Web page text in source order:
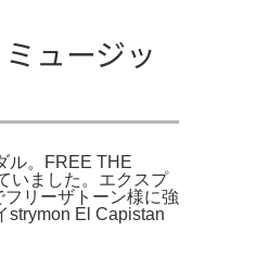
ュージッ
ル。FREE THE
いました。エクスプ
リーザトーン様に強
strymon El Capistan